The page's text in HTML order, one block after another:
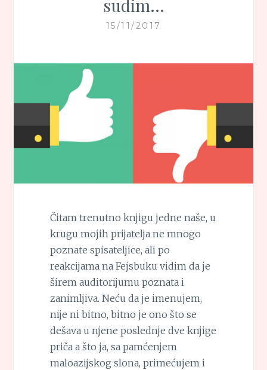
sudim…
15/11/2017
Čitam trenutno knjigu jedne naše, u
krugu mojih prijatelja ne mnogo
poznate spisateljice, ali po
reakcijama na Fejsbuku vidim da je
širem auditorijumu poznata i
zanimljiva. Neću da je imenujem,
nije ni bitno, bitno je ono što se
dešava u njene poslednje dve knjige
priča a što ja, sa pamćenjem
maloazijskog slona, primećujem i